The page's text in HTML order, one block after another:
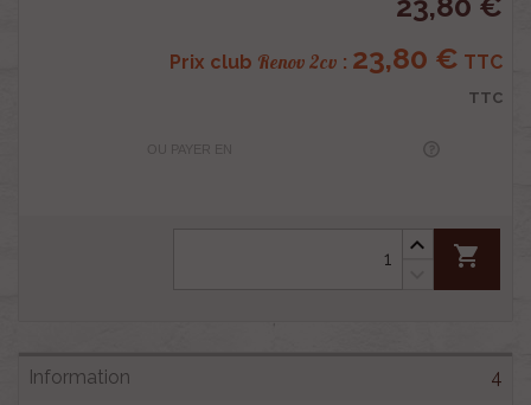
Prix club Renov 2cv : 23,80 € TTC
TTC
OU PAYER EN
shopping_cart
4